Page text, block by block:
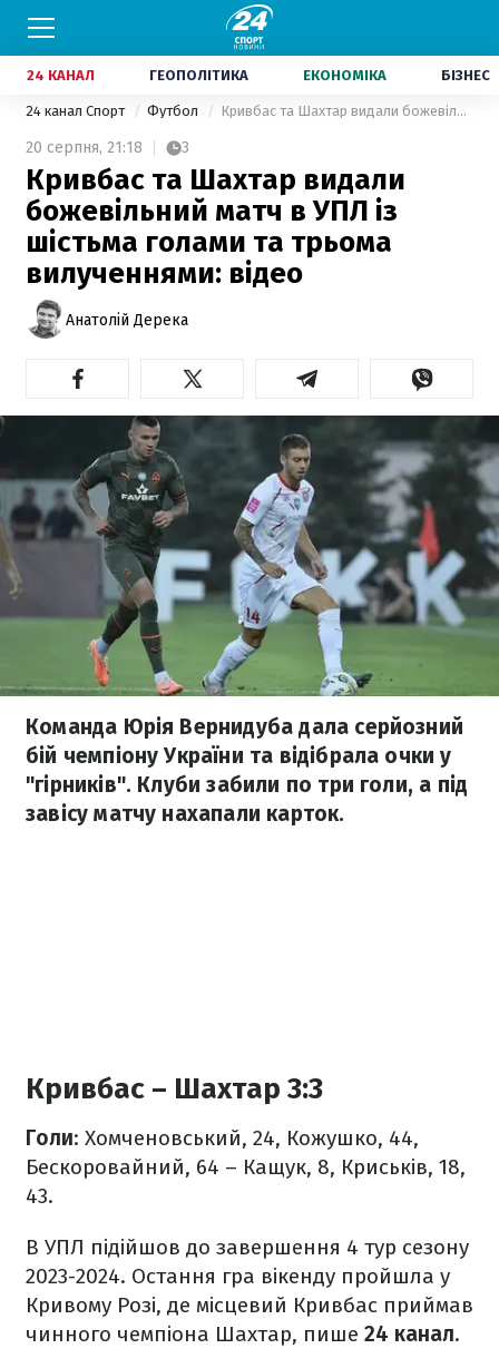
24 КАНАЛ ГЕОПОЛІТИКА ЕКОНОМІКА БІЗНЕС
24 канал Спорт Футбол Кривбас та Шахтар видали божевільний матч в УПЛ із шістьма голами та трьома вилученнями: відео
20 серпня, 21:18 3
Кривбас та Шахтар видали
божевільний матч в УПЛ із
шістьма голами та трьома
вилученнями: відео
Анатолій Дерека
Команда Юрія Вернидуба дала серйозний
бій чемпіону України та відібрала очки у
"гірників". Клуби забили по три голи, а під
завісу матчу нахапали карток.
Кривбас – Шахтар 3:3
Голи: Хомченовський, 24, Кожушко, 44,
Бескоровайний, 64 – Кащук, 8, Криськів, 18,
43.
В УПЛ підійшов до завершення 4 тур сезону
2023-2024. Остання гра вікенду пройшла у
Кривому Розі, де місцевий Кривбас приймав
чинного чемпіона Шахтар, пише 24 канал.